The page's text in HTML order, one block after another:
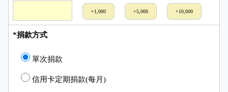
+1,000 +5,000 +10,000
*捐款方式
單次捐款
信用卡定期捐款(每月)